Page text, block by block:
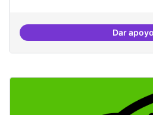
Dar apoyo